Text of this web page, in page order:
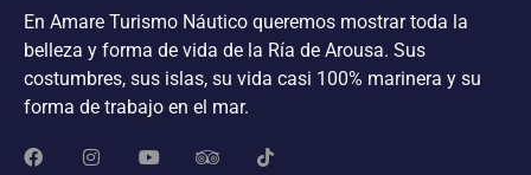
En Amare Turismo Náutico queremos mostrar toda la
belleza y forma de vida de la Ría de Arousa. Sus
costumbres, sus islas, su vida casi 100% marinera y su
forma de trabajo en el mar.